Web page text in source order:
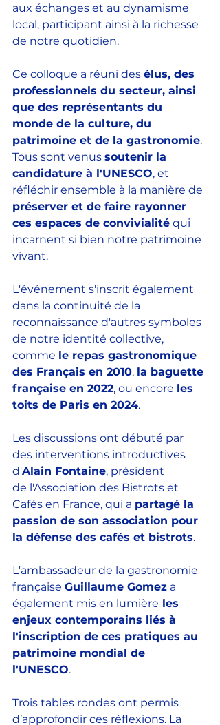
aux échanges et au dynamisme
local, participant ainsi à la richesse
de notre quotidien.
Ce colloque a réuni des élus, des
professionnels du secteur, ainsi
que des représentants du
monde de la culture, du
patrimoine et de la gastronomie.
Tous sont venus soutenir la
candidature à l'UNESCO, et
réfléchir ensemble à la manière de
préserver et de faire rayonner
ces espaces de convivialité qui
incarnent si bien notre patrimoine
vivant.
L'événement s'inscrit également
dans la continuité de la
reconnaissance d'autres symboles
de notre identité collective,
comme le repas gastronomique
des Français en 2010, la baguette
française en 2022, ou encore les
toits de Paris en 2024.
Les discussions ont débuté par
des interventions introductives
d'Alain Fontaine, président
de l'Association des Bistrots et
Cafés en France, qui a partagé la
passion de son association pour
la défense des cafés et bistrots.
L'ambassadeur de la gastronomie
française Guillaume Gomez a
également mis en lumière les
enjeux contemporains liés à
l'inscription de ces pratiques au
patrimoine mondial de
l'UNESCO.
Trois tables rondes ont permis
d’approfondir ces réflexions. La